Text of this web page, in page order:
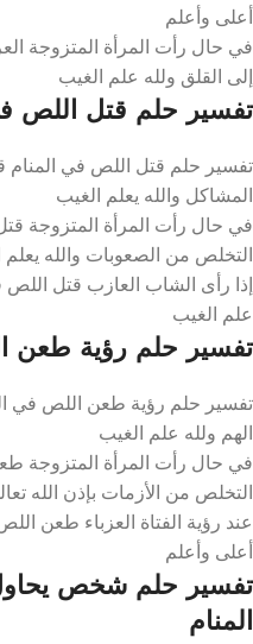
أعلى وأعلم
في حال رأت المرأة المتزوجة
إلى القلق ولله علم الغيب
تفسير حلم قتل اللص
تفسير حلم قتل اللص في
المشاكل والله يعلم الغيب
في حال رأت المرأة المتزوجة
التخلص من الصعوبات والله يعلم
إذا رأى الشاب العازب قتل اللص
علم الغيب
تفسير حلم رؤية طعن
تفسير حلم رؤية طعن اللص في
الهم ولله علم الغيب
في حال رأت المرأة المتزوجة
التخلص من الأزمات بإذن الله
عند رؤية الفتاة العزباء طعن
أعلى وأعلم
تفسير حلم شخص
المنام